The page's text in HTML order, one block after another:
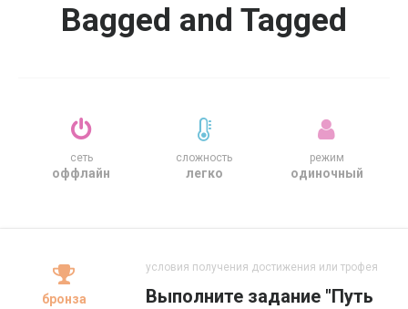
Bagged and Tagged
сеть
оффлайн
сложность
легко
режим
одиночный
бронза
условия получения достижения или трофея
Выполните задание "Путь